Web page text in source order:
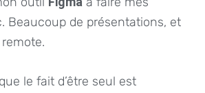
Beaucoup de présentations, et
le fait d’être seul est